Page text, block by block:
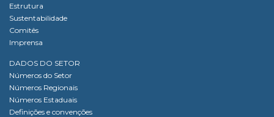
Estrutura
Sustentabilidade
Comitês
Imprensa
DADOS DO SETOR
Números do Setor
Números Regionais
Números Estaduais
Definições e convenções